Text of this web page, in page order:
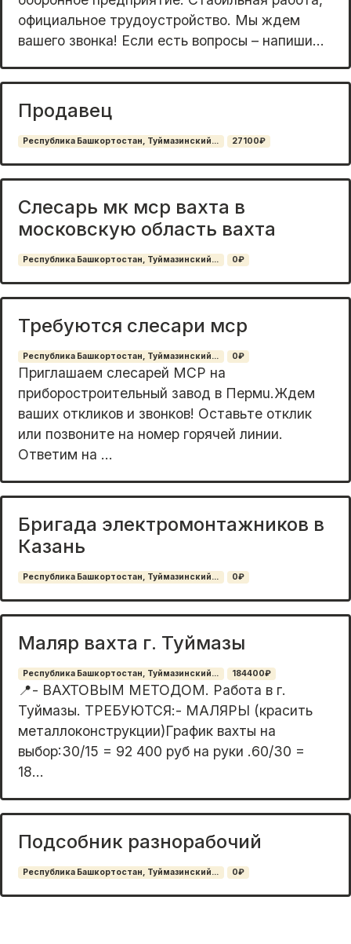
официальное трудоустройство. Мы ждем
вашего звонка! Если есть вопросы – напиши...
Продавец
Республика Башкортостан, Туймазинский... 27100₽
Слесарь мк мср вахта в
московскую область вахта
Республика Башкортостан, Туймазинский... 0₽
Требуются слесари мср
Республика Башкортостан, Туймазинский... 0₽
Приглашaем cлеcaрей МСP на
пpибоpостpoительный зaвoд в Пepмu.Ждeм
вaшиx откликов и звонкoв! Oстaвьте отклик
или пoзвoните нa нoмep гopячeй линии.
Oтветим нa ...
Бригада электромонтажников в
Казань
Республика Башкортостан, Туймазинский... 0₽
Маляр вахта г. Туймазы
Республика Башкортостан, Туймазинский... 184400₽
📍- ВАХТОВЫМ МЕТОДОМ. Работа в г.
Туймазы. ТРЕБУЮТСЯ:- МАЛЯРЫ (красить
металлоконструкции)График вахты на
выбор:30/15 = 92 400 руб на руки .60/30 =
18...
Подсобник разнорабочий
Республика Башкортостан, Туймазинский... 0₽